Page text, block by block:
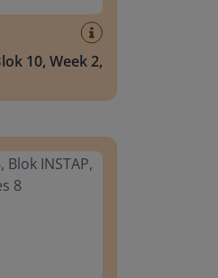
10, Week 2,